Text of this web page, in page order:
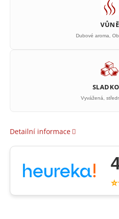
VŮNĚ
Dubové aroma,
Vyvážená,
Detailní informace